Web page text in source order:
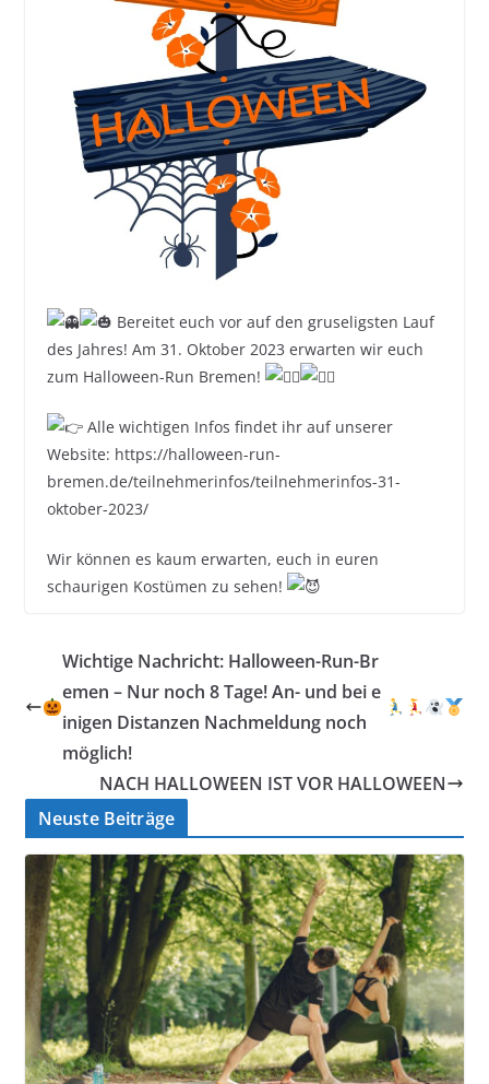
Bereitet euch vor auf den gruseligsten Lauf
des Jahres! Am 31. Oktober 2023 erwarten wir euch
zum Halloween-Run Bremen!
Alle wichtigen Infos findet ihr auf unserer
Website: https://halloween-run-
bremen.de/teilnehmerinfos/teilnehmerinfos-31-
oktober-2023/
Wir können es kaum erwarten, euch in euren
schaurigen Kostümen zu sehen!
Wichtige Nachricht: Halloween-Run-Br
emen – Nur noch 8 Tage! An- und bei e
inigen Distanzen Nachmeldung noch
möglich!
NACH HALLOWEEN IST VOR HALLOWEEN
Neuste Beiträge